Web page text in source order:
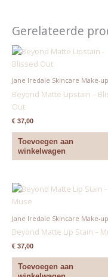
Gerelateerde
Jane Iredale Skincare Make-up
Beyond Matte Lipstain –
Out
€37,00
Toevoegen aan
winkelwagen
Jane Iredale Skincare Make-up
Beyond Matte Lip Stain –
€37,00
Toevoegen aan